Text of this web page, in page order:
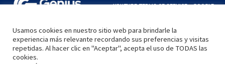
YOUTUBE TERMS OF SERVICE|GOOGLE
INICIO LA LIGA VIDEOS MEDIA CONTACTO
Usamos cookies en nuestro sitio web para brindarle la
experiencia más relevante recordando sus preferencias y visitas
repetidas. Al hacer clic en "Aceptar", acepta el uso de TODAS las
cookies.